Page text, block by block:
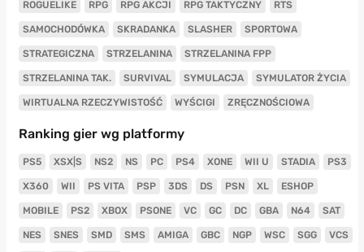
ROGUELIKE RPG RPG AKCJI RPG TAKTYCZNY RTS
SAMOCHODÓWKA SKRADANKA SLASHER SPORTOWA
STRATEGICZNA STRZELANINA STRZELANINA FPP
STRZELANINA TAK. SURVIVAL SYMULACJA SYMULATOR ŻYCIA
WIRTUALNA RZECZYWISTOŚĆ WYŚCIGI ZRĘCZNOŚCIOWA
Ranking gier wg platformy
PS5 XSX|S NS2 NS PC PS4 XONE WII U STADIA PS3
X360 WII PS VITA PSP 3DS DS PSN XL ESHOP
MOBILE PS2 XBOX PSONE VC GC DC GBA N64 SAT
NES SNES SMD SMS AMIGA GBC NGP WSC SGG VCS